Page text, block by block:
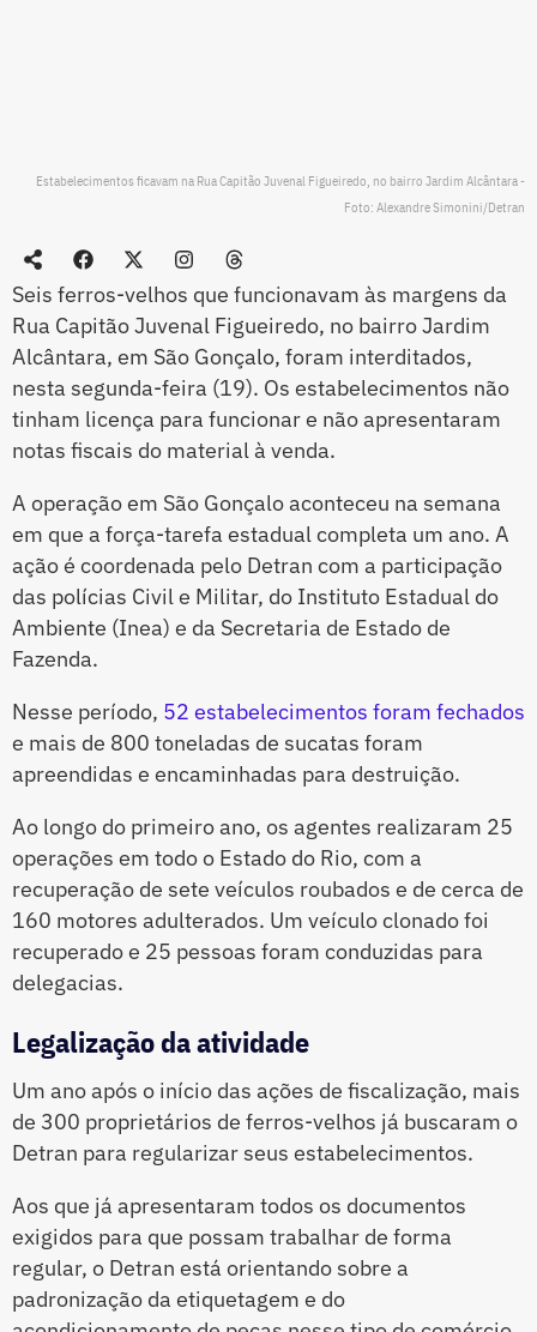
Estabelecimentos ficavam na Rua Capitão Juvenal Figueiredo, no bairro Jardim Alcântara -
Foto: Alexandre Simonini/Detran
Seis ferros-velhos que funcionavam às margens da
Rua Capitão Juvenal Figueiredo, no bairro Jardim
Alcântara, em São Gonçalo, foram interditados,
nesta segunda-feira (19). Os estabelecimentos não
tinham licença para funcionar e não apresentaram
notas fiscais do material à venda.
A operação em São Gonçalo aconteceu na semana
em que a força-tarefa estadual completa um ano. A
ação é coordenada pelo Detran com a participação
das polícias Civil e Militar, do Instituto Estadual do
Ambiente (Inea) e da Secretaria de Estado de
Fazenda.
Nesse período, 52 estabelecimentos foram fechados
e mais de 800 toneladas de sucatas foram
apreendidas e encaminhadas para destruição.
Ao longo do primeiro ano, os agentes realizaram 25
operações em todo o Estado do Rio, com a
recuperação de sete veículos roubados e de cerca de
160 motores adulterados. Um veículo clonado foi
recuperado e 25 pessoas foram conduzidas para
delegacias.
Legalização da atividade
Um ano após o início das ações de fiscalização, mais
de 300 proprietários de ferros-velhos já buscaram o
Detran para regularizar seus estabelecimentos.
Aos que já apresentaram todos os documentos
exigidos para que possam trabalhar de forma
regular, o Detran está orientando sobre a
padronização da etiquetagem e do